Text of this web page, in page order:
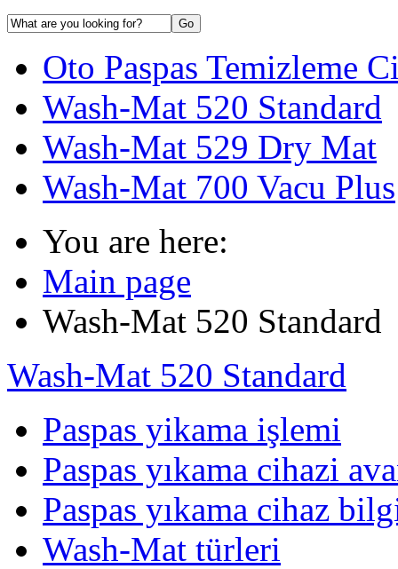
Oto Paspas Temizleme
Wash-Mat 520 Standard
Wash-Mat 529 Dry Mat
Wash-Mat 700 Vacu Plus
You are here:
Main page
Wash-Mat 520 Standard
Wash-Mat 520 Standard
Paspas yikama işlemi
Paspas yıkama cihazi
Paspas yıkama cihaz
Wash-Mat türleri